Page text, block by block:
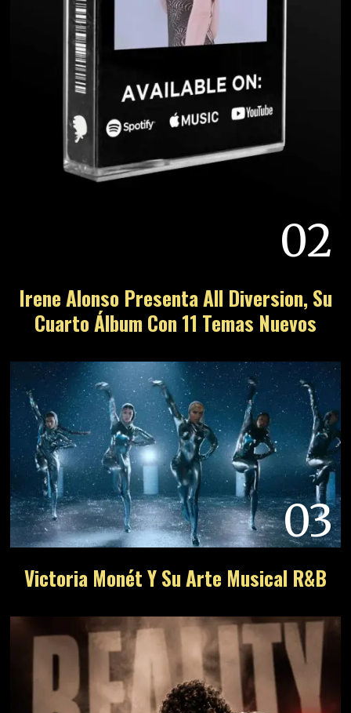
02
Irene Alonso Presenta All Diversion, Su
Cuarto Álbum Con 11 Temas Nuevos
03
Victoria Monét Y Su Arte Musical R&B